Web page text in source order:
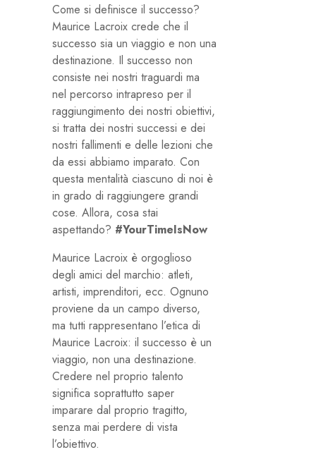
Come si definisce il successo?
Maurice Lacroix crede che il
successo sia un viaggio e non una
destinazione. Il successo non
consiste nei nostri traguardi ma
nel percorso intrapreso per il
raggiungimento dei nostri obiettivi,
si tratta dei nostri successi e dei
nostri fallimenti e delle lezioni che
da essi abbiamo imparato. Con
questa mentalità ciascuno di noi è
in grado di raggiungere grandi
cose. Allora, cosa stai
aspettando? #YourTimeIsNow
Maurice Lacroix è orgoglioso
degli amici del marchio: atleti,
artisti, imprenditori, ecc. Ognuno
proviene da un campo diverso,
ma tutti rappresentano l’etica di
Maurice Lacroix: il successo è un
viaggio, non una destinazione.
Credere nel proprio talento
significa soprattutto saper
imparare dal proprio tragitto,
senza mai perdere di vista
l’obiettivo.